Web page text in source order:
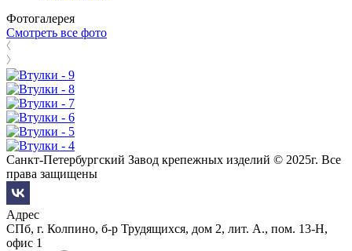
Фотогалерея
Смотреть все фото
Санкт-Петербургский Завод крепежных изделий © 2025г. Все
права защищены
Адрес
СПб, г. Колпино, б-р Трудящихся, дом 2, лит. А., пом. 13-Н,
офис 1